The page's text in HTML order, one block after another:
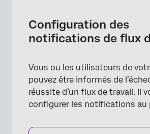
Configuration des
notifications de flux
Vous ou les utilisateurs de
pouvez être informés de
réussite d’un flux de travail. Il
configurer les notifications au